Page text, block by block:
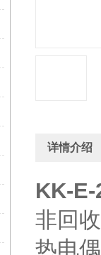
详情介绍
KK-E-
非回
热电